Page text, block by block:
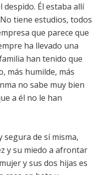
Él estaba allí
tiene estudios, todos
que parece que
ha llevado una
han tenido que
más humilde, más
no sabe muy bien
a él no le han
segura de sí misma,
y su miedo a afrontar
y sus dos hijas es